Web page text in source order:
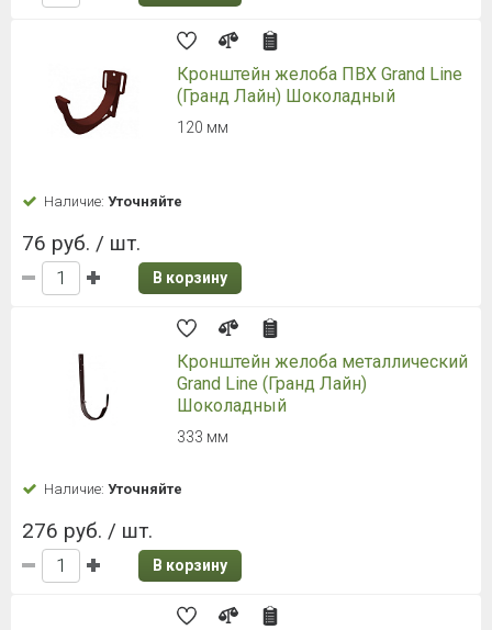
Кронштейн желоба ПВХ Grand Line
(Гранд Лайн) Шоколадный
120 мм
Наличие: Уточняйте
76 руб. / шт.
В корзину
Кронштейн желоба металлический
Grand Line (Гранд Лайн)
Шоколадный
333 мм
Наличие: Уточняйте
276 руб. / шт.
В корзину